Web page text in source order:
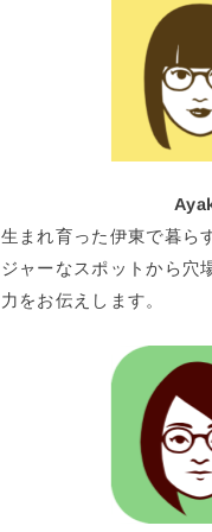
生まれ育った伊東で暮ら
ジャーなスポットから穴
力をお伝えします。